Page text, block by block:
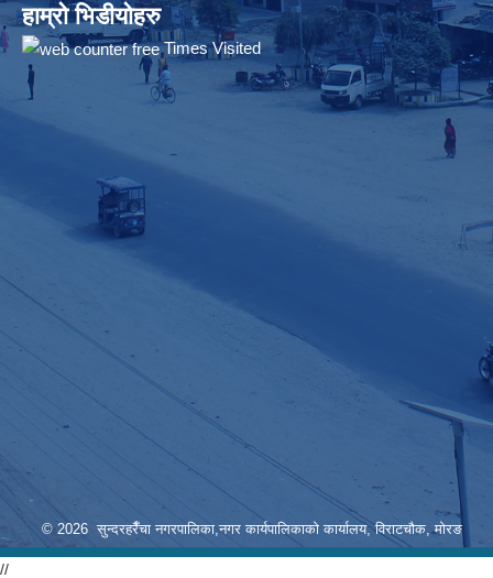
हाम्रो भिडीयोहरु
Times Visited
© 2026 सुन्दरहरैँचा नगरपालिका,नगर कार्यपालिकाको कार्यालय, विराटचौक, मोरङ
//